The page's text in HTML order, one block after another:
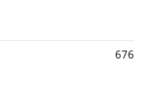
676